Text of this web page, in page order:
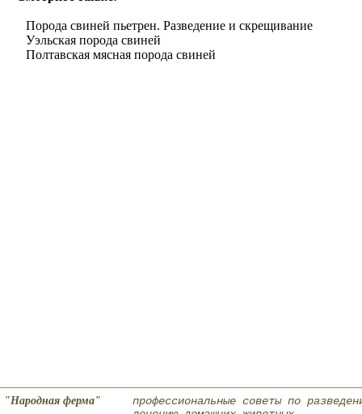
Порода свиней пьетрен. Разведение и скрещивание
Уэльская порода свиней
Полтавская мясная порода свиней
"Народная ферма"
профессиональные советы по